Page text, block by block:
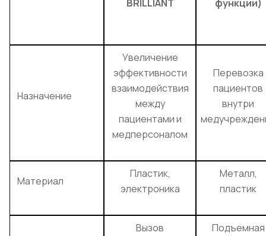
BRILLIANT функции)
Назначение
Увеличение
эффективности
взаимодействия
между
пациентами и
медперсоналом
Перевозка
пациентов
внутри
Материал
Пластик,
электроника
Металл,
пластик
Вызов
Подъемная